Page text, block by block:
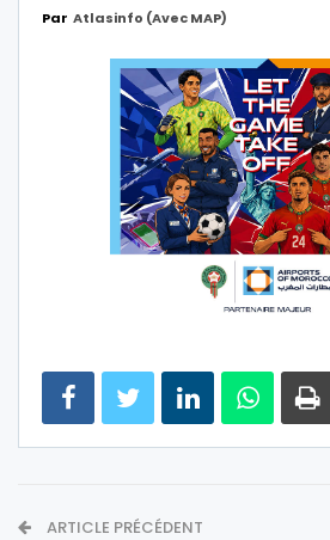
Par Atlasinfo (avec MAP)
ARTICLE PRÉCÉDENT